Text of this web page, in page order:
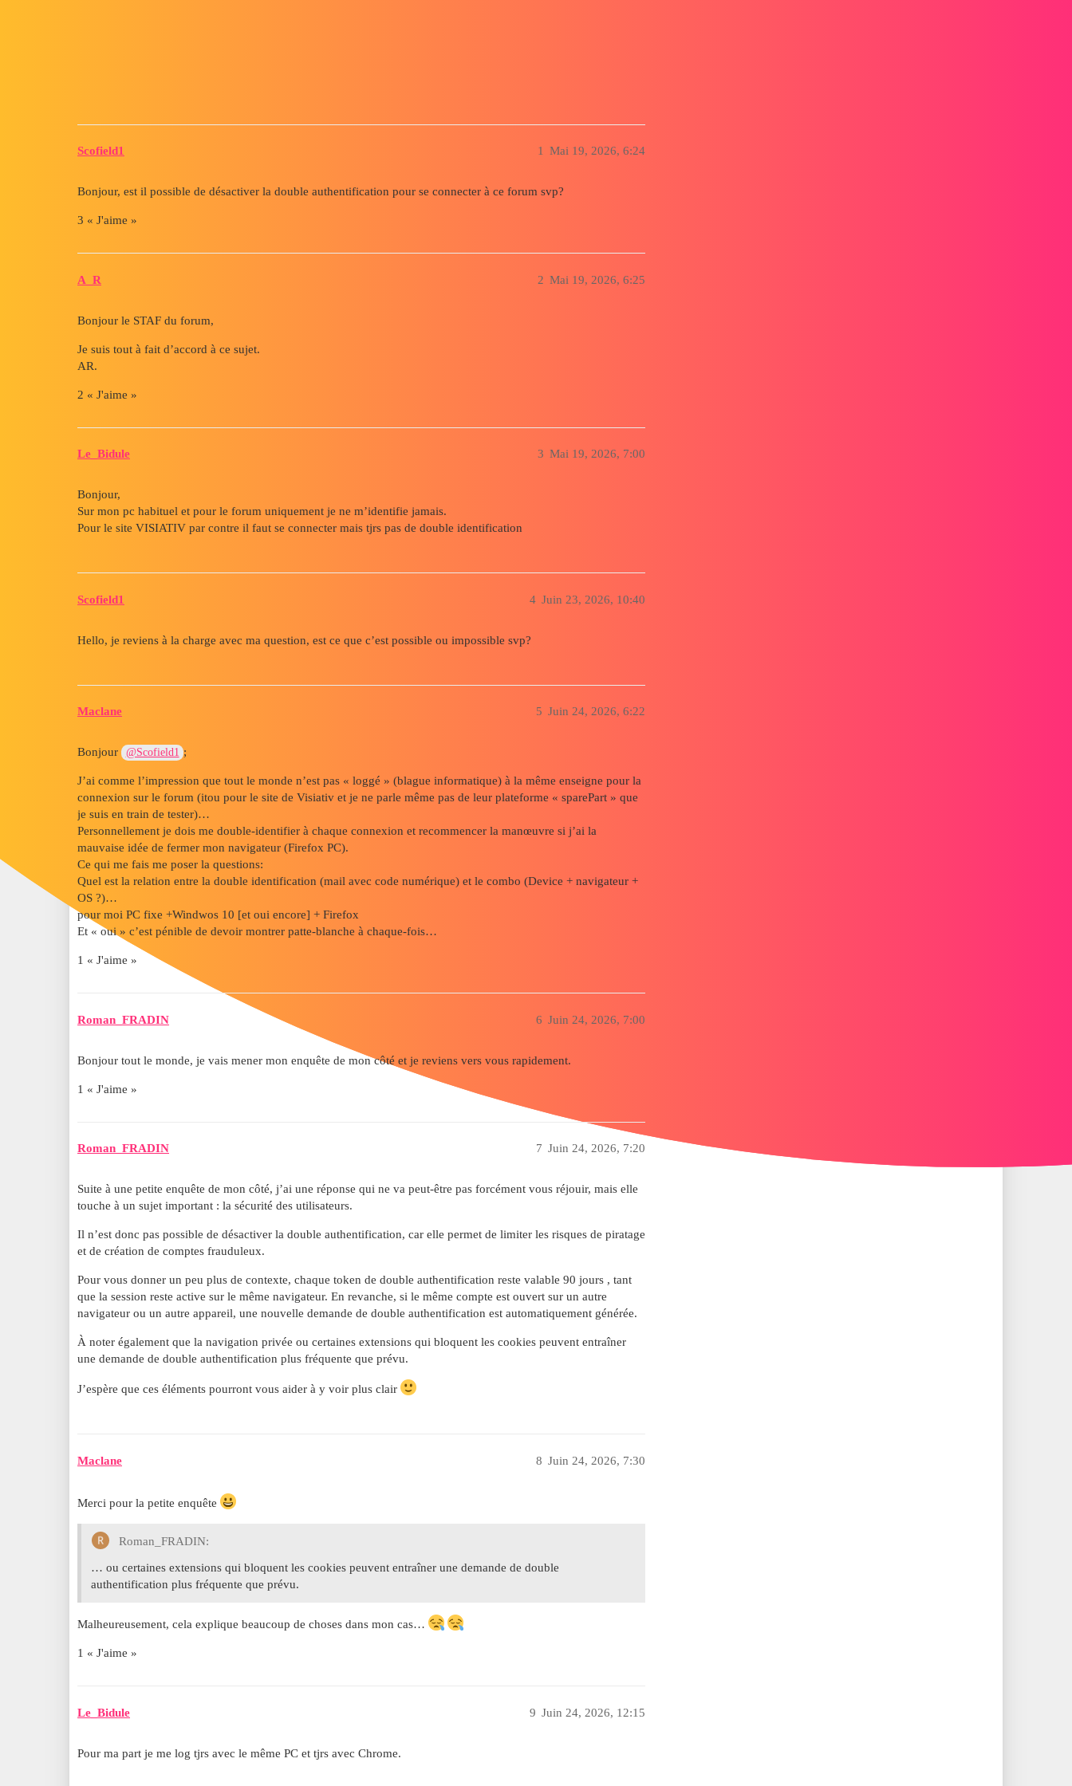
Scofield1 Mai 19, 2026, 6:24
1
Bonjour, est il possible de désactiver la double authentification pour se connecter à ce forum svp?
3 « J'aime »
A_R Mai 19, 2026, 6:25
2
Bonjour le STAF du forum,
Je suis tout à fait d’accord à ce sujet.
AR.
2 « J'aime »
Le_Bidule Mai 19, 2026, 7:00
3
Bonjour,
Sur mon pc habituel et pour le forum uniquement je ne m’identifie jamais.
Pour le site VISIATIV par contre il faut se connecter mais tjrs pas de double identification
Scofield1 Juin 23, 2026, 10:40
4
Hello, je reviens à la charge avec ma question, est ce que c’est possible ou impossible svp?
Maclane Juin 24, 2026, 6:22
5
Bonjour @Scofield1 ;
J’ai comme l’impression que tout le monde n’est pas « loggé » (blague informatique) à la même enseigne pour la
connexion sur le forum (itou pour le site de Visiativ et je ne parle même pas de leur plateforme « sparePart » que
je suis en train de tester)…
Personnellement je dois me double-identifier à chaque connexion et recommencer la manœuvre si j’ai la
mauvaise idée de fermer mon navigateur (Firefox PC).
Ce qui me fais me poser la questions:
Quel est la relation entre la double identification (mail avec code numérique) et le combo (Device + navigateur +
OS ?)…
pour moi PC fixe +Windwos 10 [et oui encore] + Firefox
Et « oui » c’est pénible de devoir montrer patte-blanche à chaque-fois…
1 « J'aime »
Roman_FRADIN Juin 24, 2026, 7:00
6
Bonjour tout le monde, je vais mener mon enquête de mon côté et je reviens vers vous rapidement.
1 « J'aime »
Roman_FRADIN Juin 24, 2026, 7:20
7
Suite à une petite enquête de mon côté, j’ai une réponse qui ne va peut-être pas forcément vous réjouir, mais elle
touche à un sujet important : la sécurité des utilisateurs.
Il n’est donc pas possible de désactiver la double authentification, car elle permet de limiter les risques de piratage
et de création de comptes frauduleux.
Pour vous donner un peu plus de contexte, chaque token de double authentification reste valable 90 jours , tant
que la session reste active sur le même navigateur. En revanche, si le même compte est ouvert sur un autre
navigateur ou un autre appareil, une nouvelle demande de double authentification est automatiquement générée.
À noter également que la navigation privée ou certaines extensions qui bloquent les cookies peuvent entraîner
une demande de double authentification plus fréquente que prévu.
J’espère que ces éléments pourront vous aider à y voir plus clair
Maclane Juin 24, 2026, 7:30
8
Merci pour la petite enquête
Roman_FRADIN:
… ou certaines extensions qui bloquent les cookies peuvent entraîner une demande de double
authentification plus fréquente que prévu.
Malheureusement, cela explique beaucoup de choses dans mon cas…
1 « J'aime »
Le_Bidule Juin 24, 2026, 12:15
9
Pour ma part je me log tjrs avec le même PC et tjrs avec Chrome.